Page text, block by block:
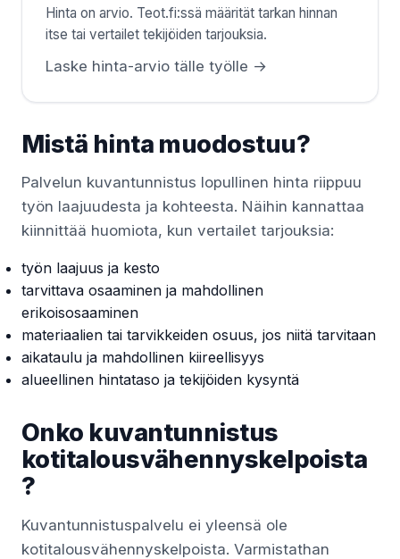
Hinta on arvio. Teot.fi:ssä määrität tarkan hinnan
itse tai vertailet tekijöiden tarjouksia.
Laske hinta-arvio tälle työlle →
Mistä hinta muodostuu?
Palvelun kuvantunnistus lopullinen hinta riippuu
työn laajuudesta ja kohteesta. Näihin kannattaa
kiinnittää huomiota, kun vertailet tarjouksia:
työn laajuus ja kesto
tarvittava osaaminen ja mahdollinen
erikoisosaaminen
materiaalien tai tarvikkeiden osuus, jos niitä tarvitaan
aikataulu ja mahdollinen kiireellisyys
alueellinen hintataso ja tekijöiden kysyntä
Onko kuvantunnistus
kotitalousvähennyskelpoista
?
Kuvantunnistuspalvelu ei yleensä ole
kotitalousvähennyskelpoista. Varmistathan